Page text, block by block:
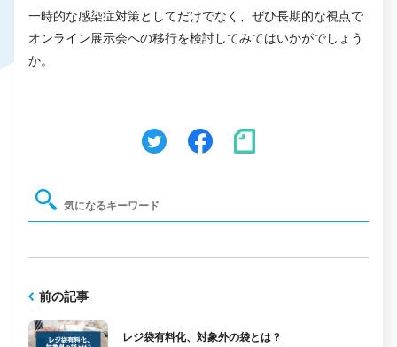
一時的な感染症対策としてだけでなく、ぜひ長期的な視点で
オンライン展示会への移行を検討してみてはいかがでしょう
か。
前の記事
レジ袋有料化、対象外の袋とは？